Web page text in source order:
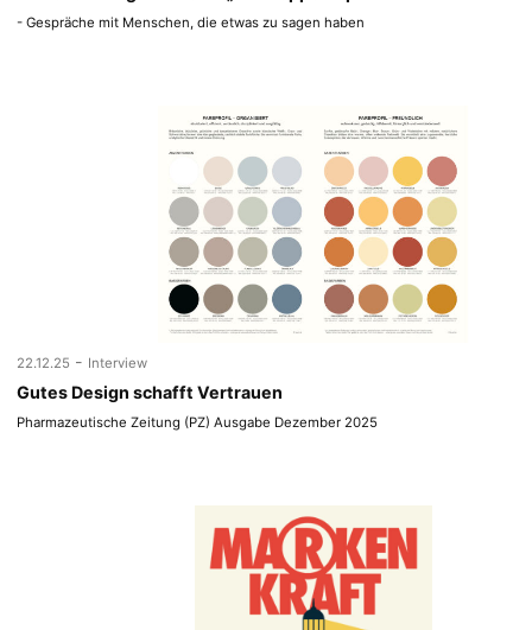
- Gespräche mit Menschen, die etwas zu sagen haben
22.12.25 - Interview
Gutes Design schafft Vertrauen
Pharmazeutische Zeitung (PZ) Ausgabe Dezember 2025